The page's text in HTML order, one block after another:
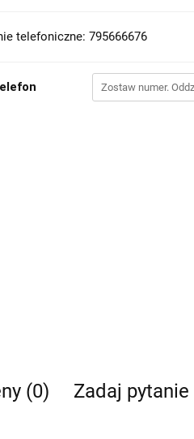
telefoniczne: 795666676
(0) Zadaj pytanie